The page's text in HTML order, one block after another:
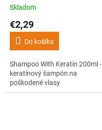
poškodené vlasy
Skladom
€2,29
Do košíka
Shampoo With Keratin 200ml -
keratínový šampón na
poškodené vlasy